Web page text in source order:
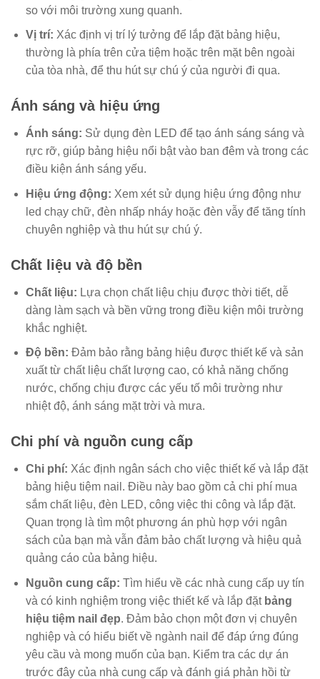
so với môi trường xung quanh.
Vị trí: Xác định vị trí lý tưởng để lắp đặt bảng hiệu,
thường là phía trên cửa tiệm hoặc trên mặt bên ngoài
của tòa nhà, để thu hút sự chú ý của người đi qua.
Ánh sáng và hiệu ứng
Ánh sáng: Sử dụng đèn LED để tạo ánh sáng sáng và
rực rỡ, giúp bảng hiệu nổi bật vào ban đêm và trong các
điều kiện ánh sáng yếu.
Hiệu ứng động: Xem xét sử dụng hiệu ứng động như
led chạy chữ, đèn nhấp nháy hoặc đèn vẫy để tăng tính
chuyên nghiệp và thu hút sự chú ý.
Chất liệu và độ bền
Chất liệu: Lựa chọn chất liệu chịu được thời tiết, dễ
dàng làm sạch và bền vững trong điều kiện môi trường
khắc nghiệt.
Độ bền: Đảm bảo rằng bảng hiệu được thiết kế và sản
xuất từ chất liệu chất lượng cao, có khả năng chống
nước, chống chịu được các yếu tố môi trường như
nhiệt độ, ánh sáng mặt trời và mưa.
Chi phí và nguồn cung cấp
Chi phí: Xác định ngân sách cho việc thiết kế và lắp đặt
bảng hiệu tiệm nail. Điều này bao gồm cả chi phí mua
sắm chất liệu, đèn LED, công việc thi công và lắp đặt.
Quan trọng là tìm một phương án phù hợp với ngân
sách của bạn mà vẫn đảm bảo chất lượng và hiệu quả
quảng cáo của bảng hiệu.
Nguồn cung cấp: Tìm hiểu về các nhà cung cấp uy tín
và có kinh nghiệm trong việc thiết kế và lắp đặt bảng
hiệu tiệm nail đẹp. Đảm bảo chọn một đơn vị chuyên
nghiệp và có hiểu biết về ngành nail để đáp ứng đúng
yêu cầu và mong muốn của bạn. Kiểm tra các dự án
trước đây của nhà cung cấp và đánh giá phản hồi từ